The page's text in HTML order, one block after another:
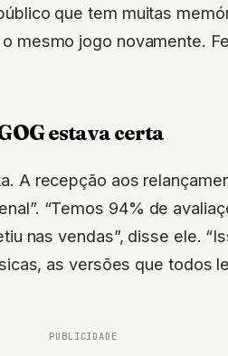
que tem muitas
mesmo jogo novamente.
estava certa
A recepção aos
“Temos 94% de
nas vendas”, disse ele.
as versões que todos
PUBLICIDADE